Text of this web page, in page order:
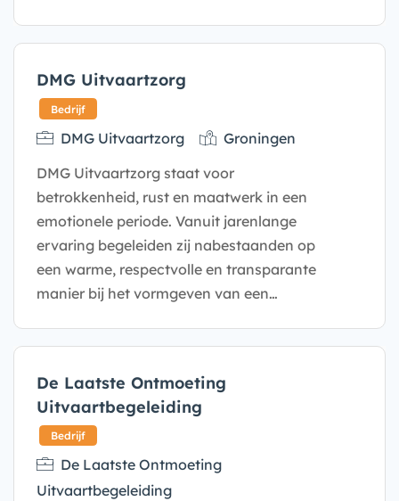
Bedrijf
DMG Uitvaartzorg
DMG Uitvaartzorg
Groningen
DMG Uitvaartzorg staat voor
betrokkenheid, rust en maatwerk in een
emotionele periode. Vanuit jarenlange
ervaring begeleiden zij nabestaanden op
een warme, respectvolle en transparante
manier bij het vormgeven van een…
De Laatste Ontmoeting
Uitvaartbegeleiding
De Laatste Ontmoeting
Uitvaartbegeleiding